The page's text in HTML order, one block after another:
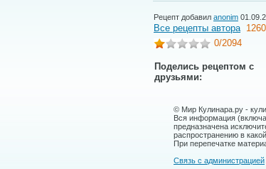
Рецепт добавил anonim
Все рецепты автора
0/2094
Поделись рецептом с
друзьями:
© Мир Кулинара.ру -
Вся информация
предназначена
распространению в
При перепечатке
Связь с администрацией